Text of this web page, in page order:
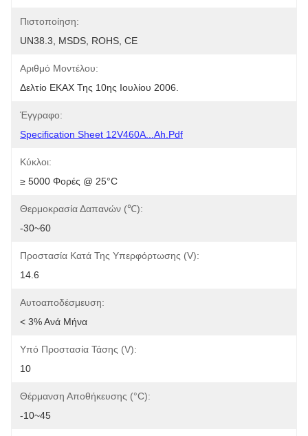
Πιστοποίηση:
UN38.3, MSDS, ROHS, CE
Αριθμό Μοντέλου:
Δελτίο ΕΚΑΧ Της 10ης Ιουλίου 2006.
Έγγραφο:
Specification Sheet 12V460A...Ah.pdf
Κύκλοι:
≥ 5000 Φορές @ 25°C
Θερμοκρασία Δαπανών (℃):
-30~60
Προστασία Κατά Της Υπερφόρτωσης (V):
14.6
Αυτοαποδέσμευση:
< 3% Ανά Μήνα
Υπό Προστασία Τάσης (V):
10
Θέρμανση Αποθήκευσης (°C):
-10~45